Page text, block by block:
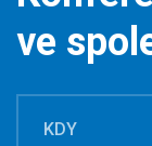
ve
KDY